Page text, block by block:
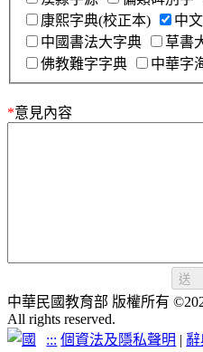
康熙字典(校正本)
中
中國書法大字典
草書
佛教難字字典
中華字
*意見內容
送
中華民國教育部 版權所有
All rights reserved.
::: 個資法及隱私聲明 |